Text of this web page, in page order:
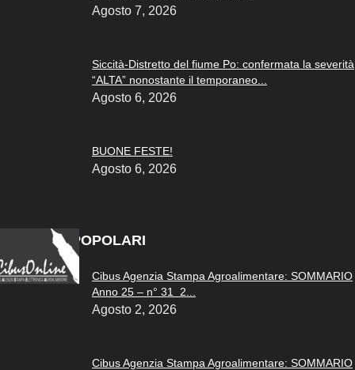
Agosto 7, 2026
Siccità-Distretto del fiume Po: confermata la severità
“ALTA” nonostante il temporaneo...
Agosto 6, 2026
BUONE FESTE!
Agosto 6, 2026
ARTICOLI POPOLARI
Cibus Agenzia Stampa Agroalimentare: SOMMARIO
Anno 25 – n° 31 2...
Agosto 2, 2026
Cibus Agenzia Stampa Agroalimentare: SOMMARIO